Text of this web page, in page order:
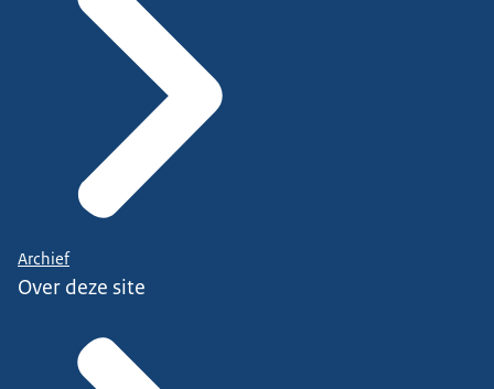
Archief
Over deze site